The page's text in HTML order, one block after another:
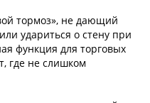
тормоз», не дающий
удариться о стену при
функция для торговых
где не слишком